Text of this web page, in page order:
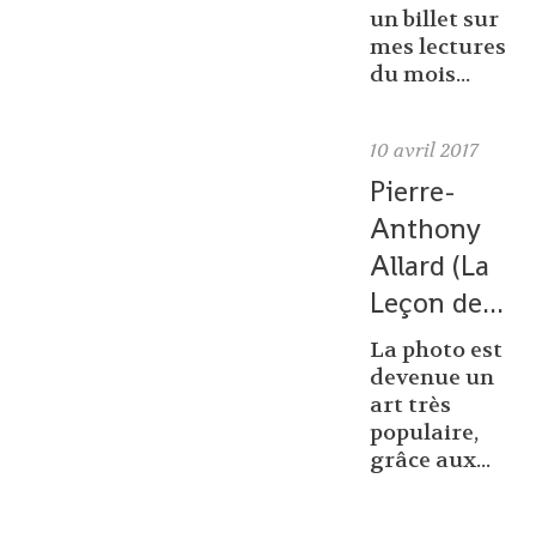
un billet sur
mes lectures
du mois...
10 avril 2017
Pierre-
Anthony
Allard (La
Leçon de...
La photo est
devenue un
art très
populaire,
grâce aux...